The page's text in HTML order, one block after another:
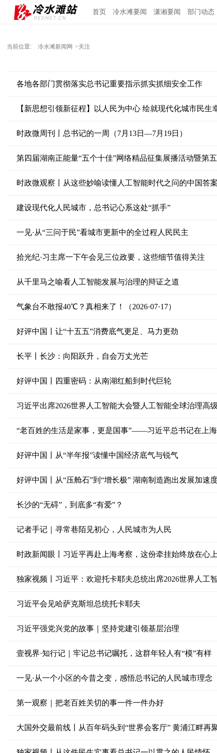
首页 冷水滩要闻 潇湘要闻 部门动态
当前位置: 冷水滩新闻网 >关注
各地各部门贯彻落实总书记重要指示抓实抓细安全工作
【新思想引领新征程】以人民为中心 绘就现代化城市民生
时政微周刊丨总书记的一周（7月13日—7月19日）
第四届湖南正能量“五个十佳”网络精品征集展播活动暨第
时政微观察丨从这些妙喻读懂人工智能时代之问的中国答
建设现代化人民城市，总书记心系这处“抓手”
一见·从“三问于民”看城市更新中的全过程人民民主
拾光纪·习主席一下午会见三位政要，这些细节值得关注
从千里马之喻看人工智能发展与治理的辩证之道
气象台不敢报40℃？真相来了！（2026·07·17）
好评中国丨让“十五五”消费底气更足、马力更劲
长平丨长沙：向阳跃升，自会万丈光芒
好评中国丨四重密码：从南湖红船到时代巨轮
习近平出席2026世界人工智能大会暨人工智能全球治理高
“老百姓的生活是家事，更是国事”——习近平总书记在上
好评中国丨从“半年报”读懂中国经济底气与锐气
好评中国丨从“压舱石”到“增长极” 湖南制造跑出发展加速
长沙的“无碍”，到底多“有爱”？
记者手记｜寻常巷陌见初心，人民城市为人民
时政新闻眼丨习近平再赴上海考察，这份牵挂始终放在心
独家视频丨习近平：欢迎托卡耶夫总统出席2026世界人工
习近平会见哈萨克斯坦总统托卡耶夫
习近平强党兴党的故事｜坚持党建引领基层治理
壹视界·知行记｜牢记总书记嘱托，这群年轻人有“模”有样
一见·从一个小区的今昔之变，感悟总书记的人民城市理念
第一观察｜把老百姓关切的事一件一件办好
大国外交最前线丨从百年码头到“世界会客厅” 黄浦江畔再